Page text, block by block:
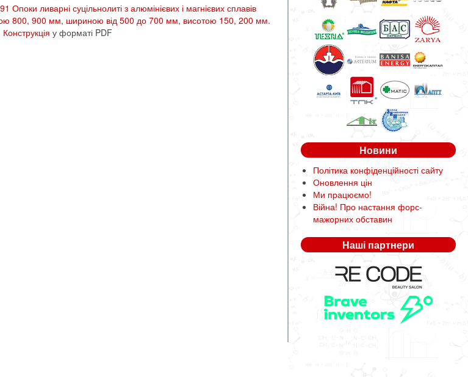
Опоки ливарні суцільнолиті з алюмінієвих і магнієвих сплавів
800, 900 мм, шириною від 500 до 700 мм, висотою 150, 200 мм.
Конструкція у форматі PDF
Новини
Політика конфіденційності сайту
Оновлення цін
Ми працюємо!
Війна! Про настання форс-
мажорних обставин
Наші партнери